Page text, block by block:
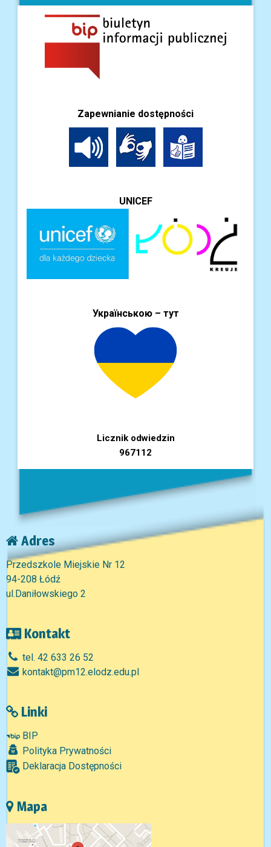
Zapewnianie dostępności
UNICEF
Українською – тут
Licznik odwiedzin
967112
Adres
Przedszkole Miejskie Nr 12
94-208 Łódź
ul.Daniłowskiego 2
Kontakt
tel. 42 633 26 52
kontakt@pm12.elodz.edu.pl
Linki
BIP
Polityka Prywatności
Deklaracja Dostępności
Mapa